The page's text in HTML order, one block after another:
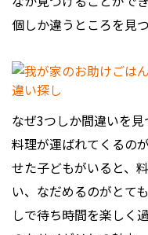
個しか違うところを見
なぜ3つしか間違いを
料理が運ばれてくるの
せた子どもがいると、
い、なだめるのがとて
しで待ち時間を楽しく